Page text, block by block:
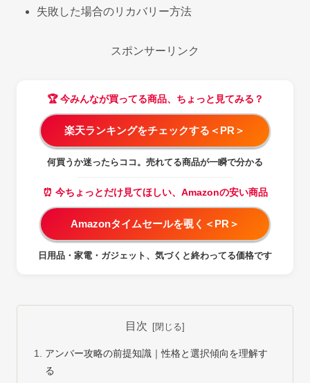
失敗した場合のリカバリー方法
スポンサーリンク
🏆 今みんなが買ってる商品、ちょっと見てみる？
楽天ランキングをチェックする＜PR＞
何買うか迷ったらココ。売れてる商品が一瞬で分かる
⏰ 今ちょっとだけ見てほしい、Amazonの安い商品
Amazonタイムセールを覗く＜PR＞
日用品・家電・ガジェット、気づくと終わってる価格です
目次
アンバー攻略の前提知識｜性格と選択傾向を理解す
る